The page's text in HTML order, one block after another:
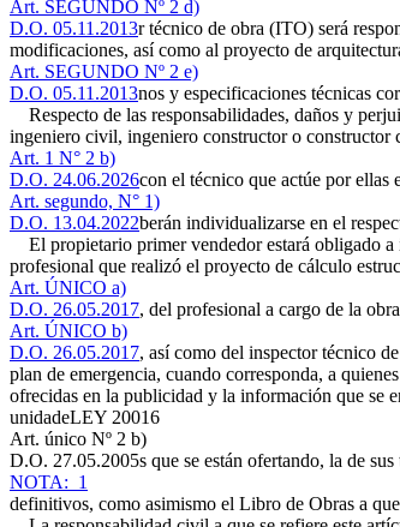
Art. SEGUNDO Nº 2 d)
D.O. 05.11.2013r técnico de obra (ITO) será
modificaciones, así como al proyecto de
Art. SEGUNDO Nº 2 e)
D.O. 05.11.2013nos y especificaciones técnicas
Respecto de las responsabilidades, daños y
ingeniero civil, ingeniero constructor o constructor
Art. 1 N° 2 b)
D.O. 24.06.2026con el técnico que actúe por ellas
Art. segundo, N° 1)
D.O. 13.04.2022berán individualizarse en el
El propietario primer vendedor estará obligado a
profesional que realizó el proyecto de cálculo
Art. ÚNICO a)
D.O. 26.05.2017, del profesional a cargo de la
Art. ÚNICO b)
D.O. 26.05.2017, así como del inspector técnico
plan de emergencia, cuando corresponda, a
ofrecidas en la publicidad y la información que se
unidadeLEY 20016
Art. único Nº 2 b)
D.O. 27.05.2005s que se están ofertando, la de
NOTA: 1
definitivos, como asimismo el Libro de Obras a